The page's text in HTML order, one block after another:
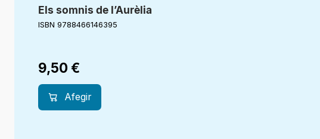
Els somnis de l’Aurèlia
ISBN 9788466146395
9,50 €
Afegir